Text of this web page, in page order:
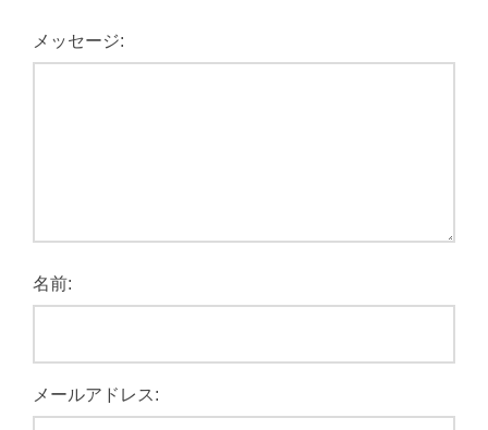
メッセージ:
名前:
メールアドレス: